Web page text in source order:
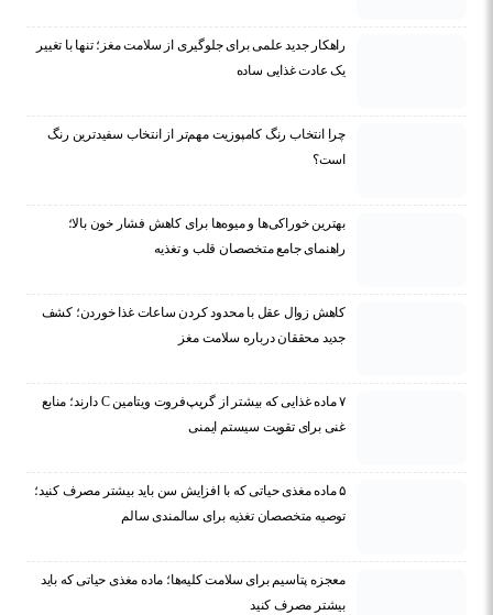
راهکار جدید علمی برای جلوگیری از سلامت مغز؛ تنها با تغییر
یک عادت غذایی ساده
چرا انتخاب رنگ کامپوزیت مهم‌تر از انتخاب سفیدترین رنگ
است؟
بهترین خوراکی‌ها و میوه‌ها برای کاهش فشار خون بالا؛
راهنمای جامع متخصصان قلب و تغذیه
کاهش زوال عقل با محدود کردن ساعات غذا خوردن؛ کشف
جدید محققان درباره سلامت مغز
۷ ماده غذایی که بیشتر از گریپ‌فروت ویتامین C دارند؛ منابع
غنی برای تقویت سیستم ایمنی
۵ ماده مغذی حیاتی که با افزایش سن باید بیشتر مصرف کنید؛
توصیه متخصصان تغذیه برای سالمندی سالم
معجزه پتاسیم برای سلامت کلیه‌ها؛ ماده مغذی حیاتی که باید
بیشتر مصرف کنید